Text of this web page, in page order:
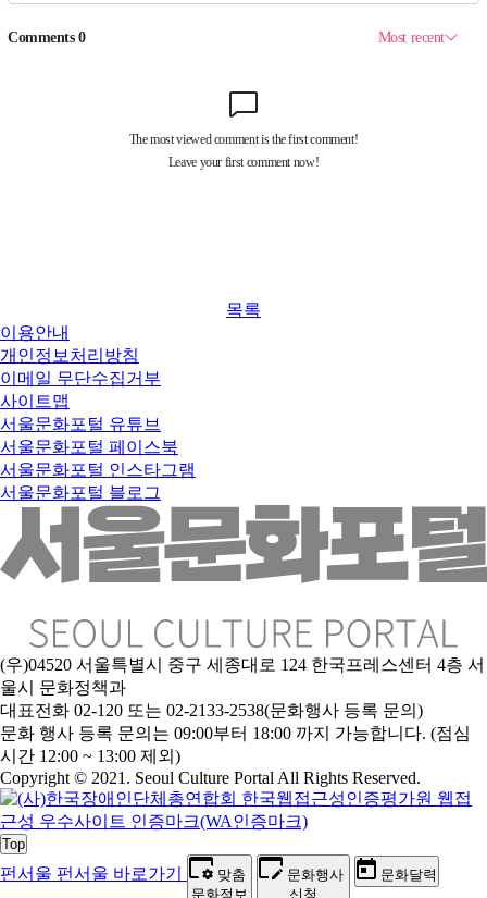
목록
이용안내
개인정보처리방침
이메일 무단수집거부
사이트맵
서울문화포털 유튜브
서울문화포털 페이스북
서울문화포털 인스타그램
서울문화포털 블로그
(우)04520 서울특별시 중구 세종대로 124 한국프레스센터 4층 서
울시 문화정책과
대표전화 02-120 또는 02-2133-2538(문화행사 등록 문의)
문화 행사 등록 문의는 09:00부터 18:00 까지 가능합니다. (점심
시간 12:00 ~ 13:00 제외)
Copyright © 2021. Seoul Culture Portal All Rights Reserved.
Top
펀서울 펀서울 바로가기
맞춤
문화정보
문화행사
신청
문화달력